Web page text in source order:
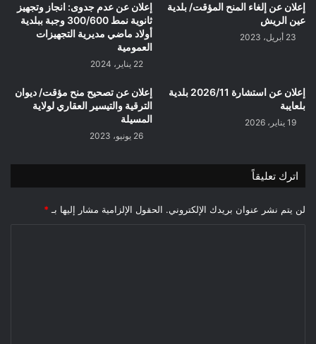
إعلان عن إلغاء المنح المؤقت/ بلدية
عين الريش
23 أبريل، 2023
إعلان عن عدم جدوى: انجاز وتجهيز
ثانوية نمط 300/600 وجبة ببلدية
أولاد ماضي مديرية التجهيزات
العمومية
22 يناير، 2024
إعلان عن استشارة 2026/11 بلدية
بلعايبة
19 يناير، 2026
إعلان عن تصحيح منح مؤقت/ ديوان
الترقية والتيسير العقاري لولاية
المسيلة
26 يونيو، 2023
اترك تعليقاً
لن يتم نشر عنوان بريدك الإلكتروني. الحقول الإلزامية مشار إليها بـ *